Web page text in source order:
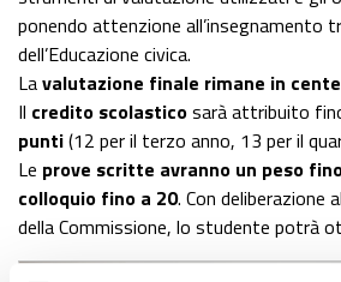
ponendo attenzione all’insegnamento
dell’Educazione civica.
Lavalutazione finale rimane in
Il credito scolasticosarà attribuito
punti(12 per il terzo anno, 13 per il
Le prove scritte avranno un peso
colloquio fino a 20. Con deliberazione
della Commissione, lo studente potrà